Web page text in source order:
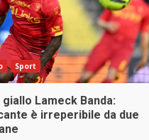
Sport
Lameck Banda:
è irreperibile da due